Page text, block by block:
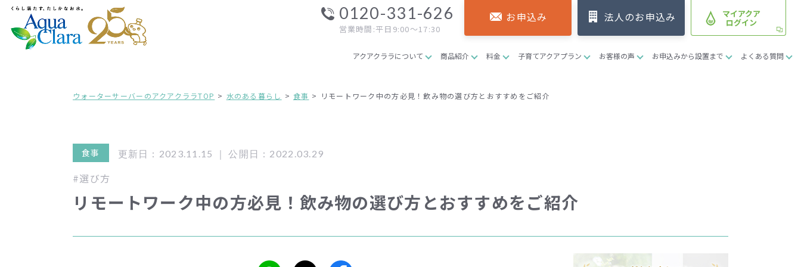
0120-331-626
営業時間:平日9:00～17:30
お申込み 法人のお申込み マイアクア
ログイン
アクアクララについて 商品紹介 料金 子育てアクアプラン お客様の声 お申込みから設置まで よくある質問
ウォーターサーバーのアクアクララTOP 水のある暮らし 食事 リモートワーク中の方必見！飲み物の選び方とおすすめをご紹介
食事 更新日：2023.11.15 ｜公開日：2022.03.29
#選び方
リモートワーク中の方必見！飲み物の選び方とおすすめをご紹介